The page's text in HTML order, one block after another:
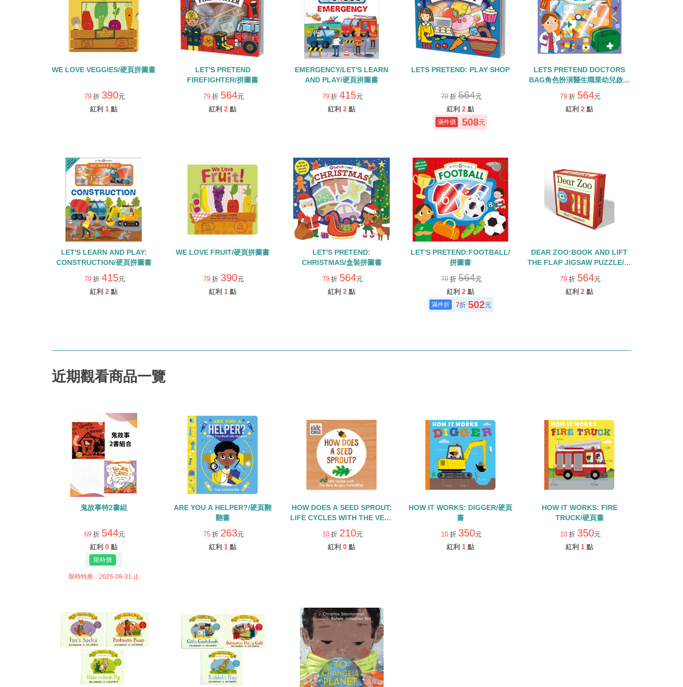
WE LOVE VEGGIES/硬頁拼圖書
79 折 390元
紅利 1 點
LET'S PRETEND
FIREFIGHTER/拼圖書
79 折 564元
紅利 2 點
EMERGENCY/LET'S LEARN
AND PLAY/硬頁拼圖書
79 折 415元
紅利 2 點
LETS PRETEND: PLAY SHOP
79 折564元
紅利 2 點
508元
LETS PRETEND DOCTORS
BAG角色扮演醫生職業幼兒啟蒙
英文童書
79 折 564元
紅利 2 點
LET'S LEARN AND PLAY:
CONSTRUCTION/硬頁拼圖書
79 折 415元
紅利 2 點
WE LOVE FRUIT/硬頁拼圖書
79 折 390元
紅利 1 點
LET'S PRETEND:
CHRISTMAS/盒裝拼圖書
79 折 564元
紅利 2 點
LET'S PRETEND:FOOTBALL/
拼圖書
79 折564元
紅利 2 點
7折 502元
DEAR ZOO:BOOK AND LIFT
THE FLAP JIGSAW PUZZLE/硬
頁盒裝拼圖書
79 折 564元
紅利 2 點
近期觀看商品一覽
鬼故事特2書組
69 折 544元
紅利 0 點
限時特惠：2026-08-31 止
ARE YOU A HELPER?/硬頁翻
翻書
75 折 263元
紅利 1 點
HOW DOES A SEED SPROUT:
LIFE CYCLES WITH THE VERY
HUNGRY CATERPILLAR/硬頁
書
10 折 210元
紅利 0 點
HOW IT WORKS: DIGGER/硬頁
書
10 折 350元
紅利 1 點
HOW IT WORKS: FIRE
TRUCK/硬頁書
10 折 350元
紅利 1 點